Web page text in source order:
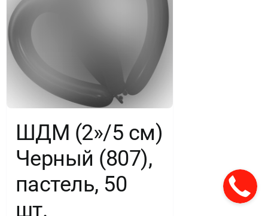
ШДМ (2»/5 см)
Черный (807),
пастель, 50
шт.